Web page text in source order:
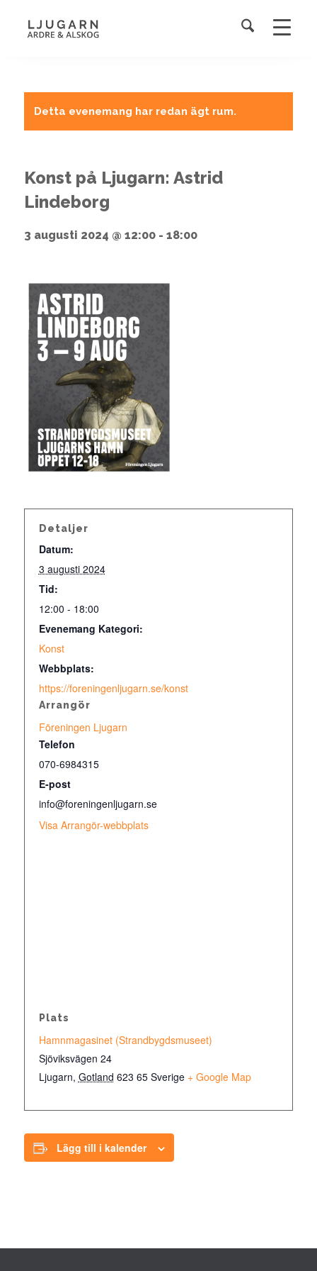
Detta evenemang har redan ägt rum.
Konst på Ljugarn: Astrid
Lindeborg
3 augusti 2024 @ 12:00- 18:00
Detaljer
Datum:
3 augusti 2024
Tid:
12:00 - 18:00
Evenemang Kategori:
Konst
Webbplats:
https://foreningenljugarn.se/konst
Arrangör
Föreningen Ljugarn
Telefon
070-6984315
E-post
info@foreningenljugarn.se
Visa Arrangör-webbplats
Plats
Hamnmagasinet (Strandbygdsmuseet)
Sjöviksvägen 24
Ljugarn, Gotland 623 65 Sverige + Google Map
Lägg till i kalender